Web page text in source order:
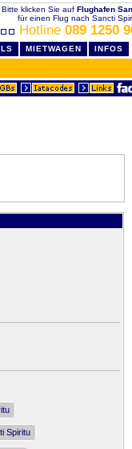
klicken Sie auf Flughafen
für einen Flug nach Sancti
Hotline 089 1250
MIETWAGEN INFOS
Spiritu